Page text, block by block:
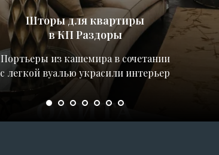
Шторы для квартиры
в КП Раздоры
Портьеры из кашемира в сочетании
с легкой вуалью украсили интерьер